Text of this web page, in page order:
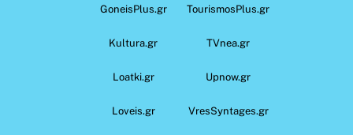
GoneisPlus.gr TourismosPlus.gr
Kultura.gr TVnea.gr
Loatki.gr Upnow.gr
Loveis.gr VresSyntages.gr